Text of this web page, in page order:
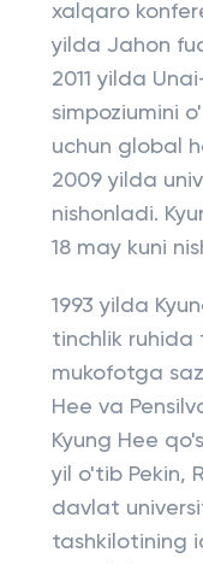
xalqaro
yilda Jahon
2011 yilda
simpoziumini
uchun global
2009 yilda
nishonladi.
18 may kuni
1993 yilda
tinchlik ruhida
mukofotga
Hee va
Kyung Hee
yil o'tib Pekin,
davlat
tashkilotining